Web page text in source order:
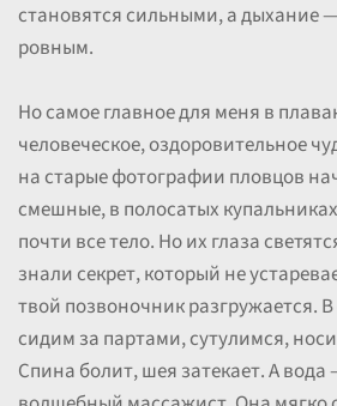
становятся сильными, а дыхание
ровным.
Но самое главное для меня в
человеческое, оздоровительное
на старые фотографии пловцов
смешные, в полосатых
почти все тело. Но их глаза
знали секрет, который не
твой позвоночник разгружается.
сидим за партами, сутулимся,
Спина болит, шея затекает. А